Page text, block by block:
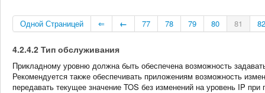
Одной Страницей ⇐ ← 77 78 79 80 81 82
4.2.4.2 Тип обслуживания
Прикладному уровню должна быть обеспечена возможность
Рекомендуется также обеспечивать приложениям возможность
передавать текущее значение TOS без изменений на уровень IP